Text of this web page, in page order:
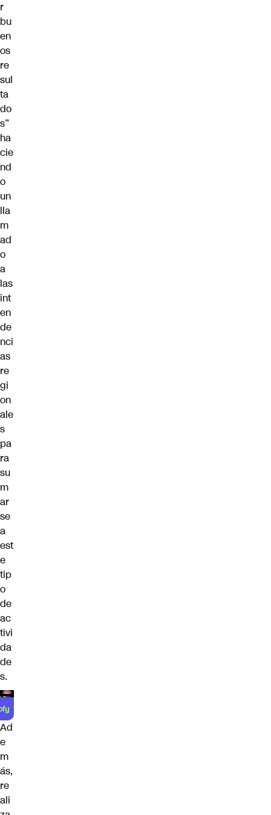
r
bu
en
os
re
sul
ta
do
s”
ha
cie
nd
o
un
lla
m
ad
o
a
las
int
en
de
nci
as
re
gi
on
ale
s
pa
ra
su
m
ar
se
a
est
e
tip
o
de
ac
tivi
da
de
s.
Ad
e
m
ás,
re
ali